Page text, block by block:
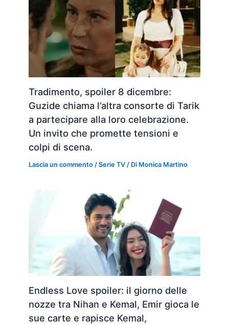
Tradimento, spoiler 8 dicembre:
Guzide chiama l’altra consorte di Tarik
a partecipare alla loro celebrazione.
Un invito che promette tensioni e
colpi di scena.
Lascia un commento /Serie TV / Di Monica Martino
Endless Love spoiler: il giorno delle
nozze tra Nihan e Kemal, Emir gioca le
sue carte e rapisce Kemal,